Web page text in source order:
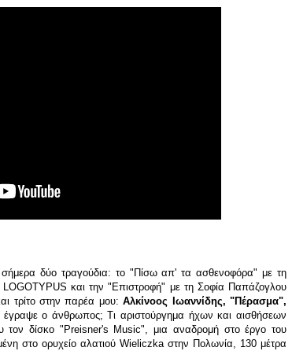
σήμερα δύο τραγούδια: το "Πίσω απ' τα ασθενοφόρα" με τη
και την "Επιστροφή" με τη Σοφία Παπάζογλου
τρίτο στην παρέα μου:Αλκίνοος Ιωαννίδης, "Πέρασμα",
ο άνθρωπος; Τι αριστούργημα ήχων και αισθήσεων
τον δίσκο "Preisner's Music", μια αναδρομή στο έργο του
στο ορυχείο αλατιού Wieliczka στην Πολωνία, 130 μέτρα